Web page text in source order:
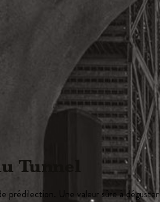
Tunnel
prédilection. Une valeur sûre à